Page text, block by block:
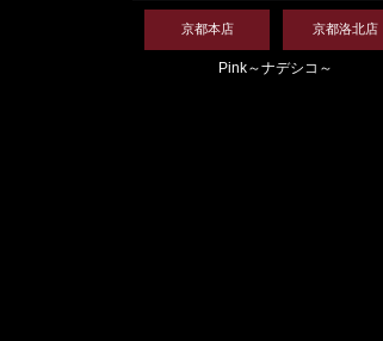
京都洛北店
京都本店
Pink～ナデシコ～